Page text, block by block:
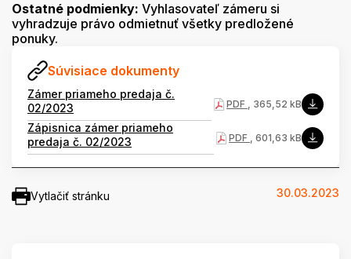
Ostatné podmienky: Vyhlasovateľ zámeru si
vyhradzuje právo odmietnuť všetky predložené
ponuky.
Súvisiace dokumenty
Zámer priameho predaja č.
02/2023
PDF , 365,52 kB
Zápisnica zámer priameho
predaja č. 02/2023
PDF , 601,63 kB
Vytlačiť stránku 30.03.2023